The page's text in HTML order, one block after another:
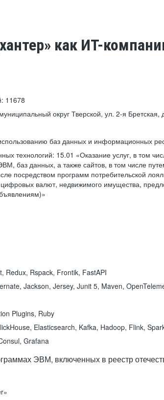
как ИТ-
11678
округ Тверской, ул. 2-я
баз данных и информационных
технологий: 15.01 «Оказание услуг, в том
баз данных, а также сайтов, в том числе
посредством программ потребительской
валют, недвижимого имущества,
Redux, Rspack, Frontik, FastAPI
Jackson, Jersey, Junit 5, Maven,
Plugins, Ruby
Elasticsearch, Kafka, Hadoop, Flink,
Grafana
ЭВМ, включенных в реестр